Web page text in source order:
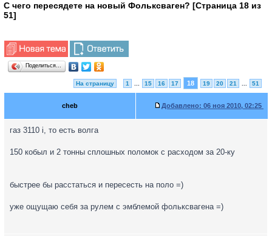
С чего пересядете на новый Фольксваген? [Страница 18 из
51]
Поделиться…
На страницу 1 15 16 17 18 19 20 21 51
cheb Добавлено: 06 ноя 2010, 02:25
газ 3110 i, то есть волга
150 кобыл и 2 тонны сплошных поломок с расходом за 20-ку
быстрее бы расстаться и пересесть на поло =)
уже ощущаю себя за рулем с эмблемой фольксвагена =)